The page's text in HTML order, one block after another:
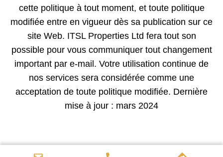
cette politique à tout moment, et toute politique
modifiée entre en vigueur dès sa publication sur ce
site Web. ITSL Properties Ltd fera tout son
possible pour vous communiquer tout changement
important par e-mail. Votre utilisation continue de
nos services sera considérée comme une
acceptation de toute politique modifiée. Dernière
mise à jour : mars 2024